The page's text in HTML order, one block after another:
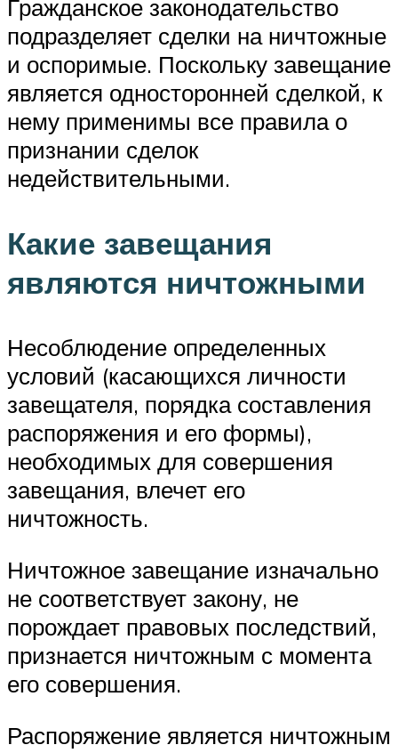
Гражданское законодательство
подразделяет сделки на ничтожные
и оспоримые. Поскольку завещание
является односторонней сделкой, к
нему применимы все правила о
признании сделок
недействительными.
Какие завещания
являются ничтожными
Несоблюдение определенных
условий (касающихся личности
завещателя, порядка составления
распоряжения и его формы),
необходимых для совершения
завещания, влечет его
ничтожность.
Ничтожное завещание изначально
не соответствует закону, не
порождает правовых последствий,
признается ничтожным с момента
его совершения.
Распоряжение является ничтожным